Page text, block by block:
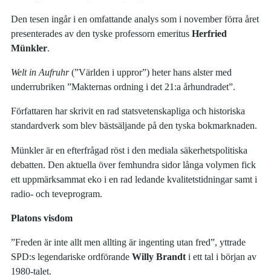
Den tesen ingår i en omfattande analys som i november förra året
presenterades av den tyske professorn emeritus Herfried
Münkler.
Welt in Aufruhr(”Världen i uppror”) heter hans alster med
underrubriken ”Makternas ordning i det 21:a århundradet”.
Författaren har skrivit en rad statsvetenskapliga och historiska
standardverk som blev bästsäljande på den tyska bokmarknaden.
Münkler är en efterfrågad röst i den mediala säkerhetspolitiska
debatten. Den aktuella över femhundra sidor långa volymen fick
ett uppmärksammat eko i en rad ledande kvalitetstidningar samt i
radio- och teveprogram.
Platons visdom
”Freden är inte allt men allting är ingenting utan fred”, yttrade
SPD:s legendariske ordförandeWilly Brandti ett tal i början av
1980-talet.